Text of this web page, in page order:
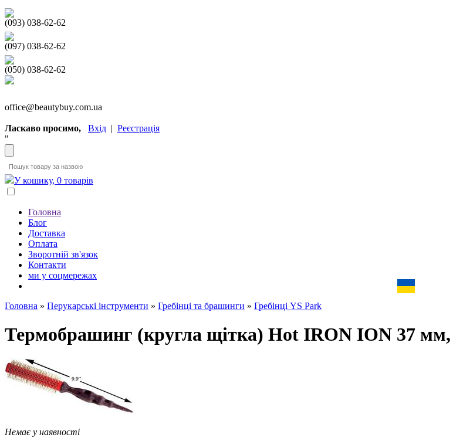
(093) 038-62-62
(097) 038-62-62
(050) 038-62-62
office@beautybuy.com.ua
Ласкаво просимо, Вхід | Реєстрація
"
У кошику, 0 товарів
Головна
Блог
Доставка
Оплата
Зворотній зв'язок
Контакти
ми у соцмережах
Головна » Перукарські інструменти » Гребінці та брашинги » Гребінці YS Park
Термобрашинг (кругла щітка) Hot IRON ION 37
Немає у наявності